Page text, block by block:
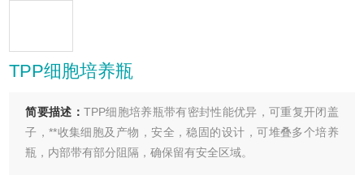
TPP细胞培养瓶
简要描述： TPP细胞培养瓶带有密封性能优异，可重复开闭盖
子，**收集细胞及产物，安全，稳固的设计，可堆叠多个培养
瓶，内部带有部分阻隔，确保留有安全区域。